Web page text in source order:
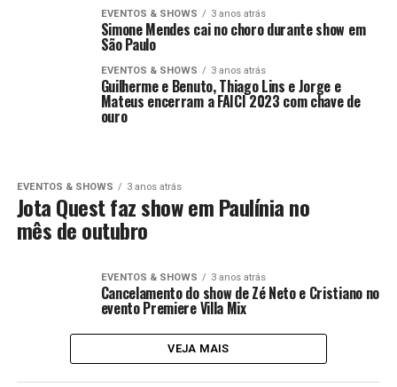
EVENTOS & SHOWS 3 anos atrás
Simone Mendes cai no choro durante show em
São Paulo
EVENTOS & SHOWS 3 anos atrás
Guilherme e Benuto, Thiago Lins e Jorge e
Mateus encerram a FAICI 2023 com chave de
ouro
EVENTOS & SHOWS 3 anos atrás
Jota Quest faz show em Paulínia no
mês de outubro
EVENTOS & SHOWS 3 anos atrás
Cancelamento do show de Zé Neto e Cristiano no
evento Premiere Villa Mix
VEJA MAIS